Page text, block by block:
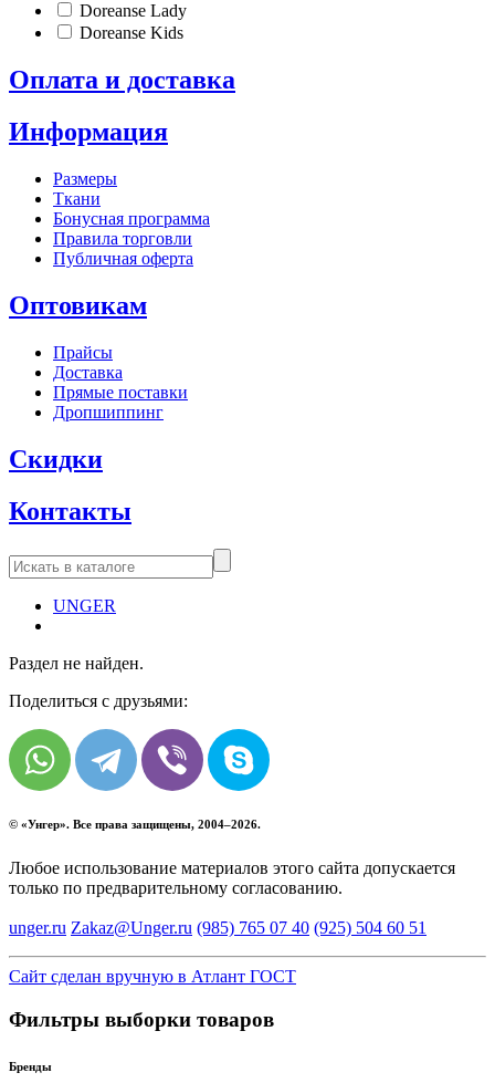
Doreanse Lady
Doreanse Kids
Оплата и доставка
Информация
Размеры
Ткани
Бонусная программа
Правила торговли
Публичная оферта
Оптовикам
Прайсы
Доставка
Прямые поставки
Дропшиппинг
Скидки
Контакты
UNGER
Раздел не найден.
Поделиться с друзьями:
© «Унгер». Все права защищены, 2004–2026.
Любое использование материалов этого сайта допускается
только по предварительному согласованию.
unger.ru Zakaz@Unger.ru (985) 765 07 40 (925) 504 60 51
Сайт сделан вручную в Атлант ГОСТ
Фильтры выборки товаров
Бренды